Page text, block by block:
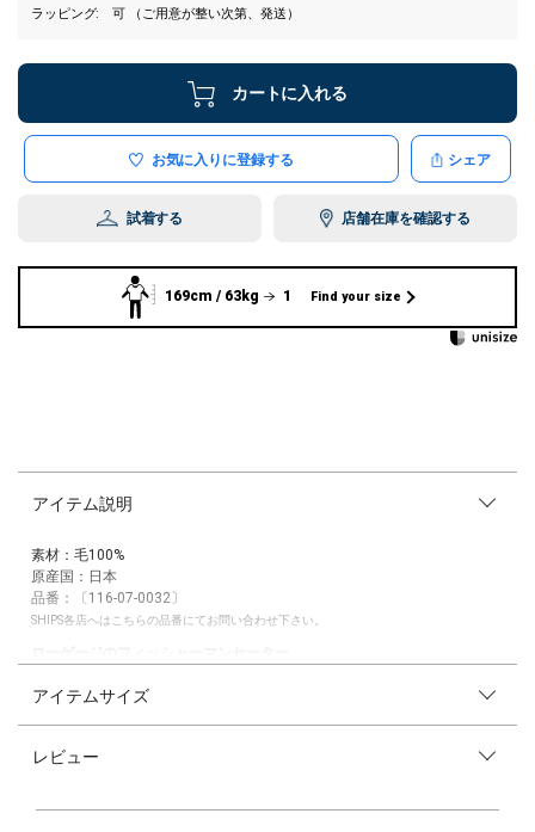
ラッピング
可 （ご用意が整い次第、発送）
カートに入れる
お気に入りに登録する シェア
試着する 店舗在庫を確認する
169cm / 63kg 1 Find your size
アイテム説明
素材：毛100%
原産国：日本
品番：〔116-07-0032〕
SHIPS各店へはこちらの品番にてお問い合わせ下さい。
【素材特性】
落ち着いた印象ながらもボックスシルエットでモダンに仕上がっていま
アイテムサイズ
レビュー